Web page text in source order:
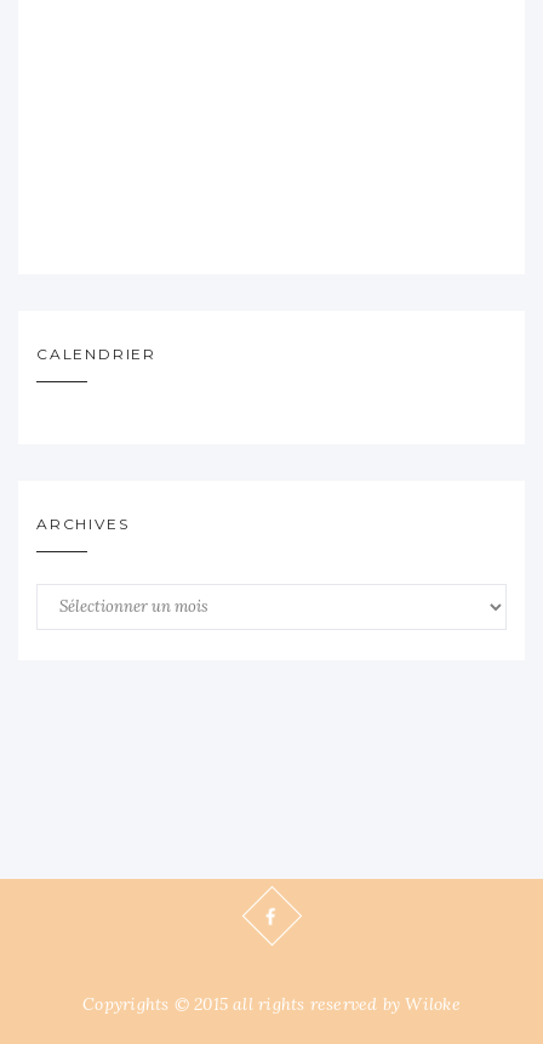
CALENDRIER
ARCHIVES
Archives
Copyrights © 2015 all rights reserved by Wiloke